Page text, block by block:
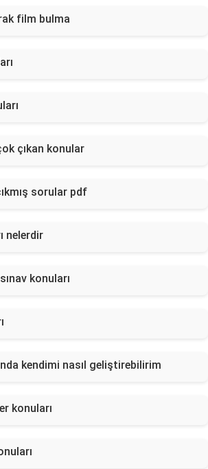
film bulma
çıkan konular
sorular pdf
nelerdir
konuları
kendimi nasıl geliştirebilirim
konuları